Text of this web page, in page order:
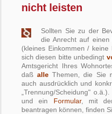
nicht leisten
Sollten Sie zu der
die Anrecht auf einen
(kleines Einkommen / keine
sich diesen bitte unbedingt
Amtsgericht Ihres
daßalle Themen, die Sie
auch ausdrücklich und
„Trennung/Scheidung"
und ein Formular, mit
beantragen können, finden